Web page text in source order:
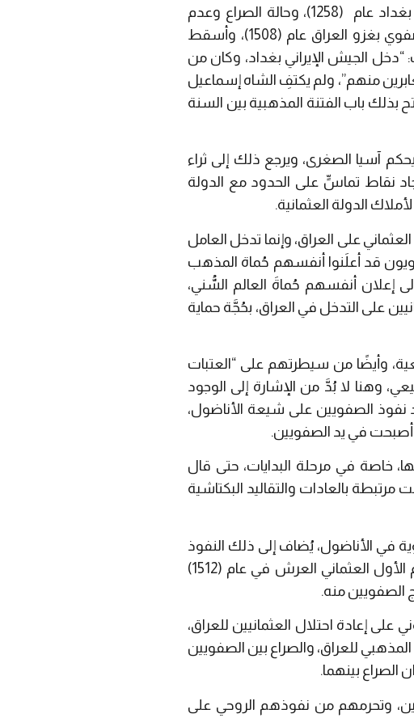
استغلَّ الشاه حالة الضعف التي كان يعاني منها العراق منذ غزو المغول وسقوط بغداد عام (1258)، وحالة الصراع وعدم
الاستقرار التي عاشها العراق تحت حكم العديد من الأسر الحاكمة، وبالفعل قام الصفوي بغزو العراق عام (1508)، وأسقط
“دخل الجيش الإيراني بغداد، وكان من
منهم”، ولم يكتفِ الشاه إسماعيل
بذلك باب الفتنة المذهبية بين السنة
آسيا الصغرى، ويرجع ذلك إلى ثراء
نقاط تماسٍّ على الحدود مع الدولة
الدولة العثمانية.
على العراق، وإنما تدخل العامل
قد أعلَنوا أنفسهم حُماة المذهب
إعلان أنفسهم حُماةَ العالم السُّني،
على التدخل في العراق، بحُجَّة حماية
وأيضًا من سيطرتهم على “العتبات
وهنا لا بُدَّ من الإشارة إلى الوجود
نفوذ الصفويين على شيعة الأناضول،
أصبحت في يد الصفويين.
خاصة في مرحلة البدايات، حتى قال
بالعادات والتقاليد البكتاشية
في الأناضول، يُضاف إلى ذلك النفوذ
الروحي للبكتاشية على الإنكشارية، وهم عصب الجيش العثماني، وعندما اعتلى سليم الأول العثماني العرش في عام (1512)
الصفويين منه.
السلطان سليمان القانوني على إعادة احتلال العثمانيين للعراق،
نرصد ملامح الاختراق المذهبي للعراق، والصراع بين الصفويين
الصراع بينهما.
وتحرمهم من نفوذهم الروحي على